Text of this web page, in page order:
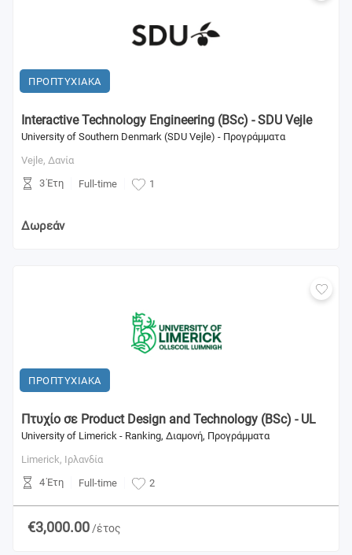
ΠΡΟΠΤΥΧΙΑΚΑ
Interactive Technology Engineering (BSc) - SDU Vejle
University of Southern Denmark (SDU Vejle) - Προγράμματα
Vejle, Δανία
3 Έτη
Full-time 1
Δωρεάν
ΠΡΟΠΤΥΧΙΑΚΑ
Πτυχίο σε Product Design and Technology (BSc) - UL
University of Limerick - Ranking, Διαμονή, Προγράμματα
Limerick, Ιρλανδία
4 Έτη
Full-time 2
€3,000.00 /έτος